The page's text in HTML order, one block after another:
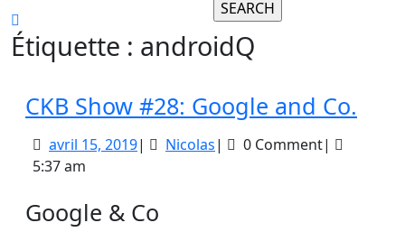
BUTTON
Étiquette : androidQ
CKB Show #28: Google and Co.
avril 15, 2019avril
| NicolasNicolas
| 0 Comment|
5:37 am
Google & Co